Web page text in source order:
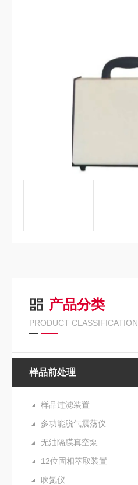
产品分类
PRODUCT CLASSIFICATION
样品前处理
样品过滤装置
多功能脱气震荡仪
无油隔膜真空泵
12位固相萃取装置
吹氮仪